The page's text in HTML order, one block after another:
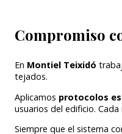
Compromiso
En Montiel Teixidó
tejados.
Aplicamos protocolos
usuarios del edificio.
Siempre que el sistema